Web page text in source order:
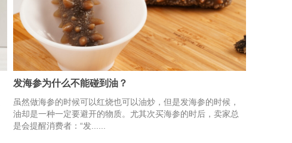
发海参为什么不能碰到油？
虽然做海参的时候可以红烧也可以油炒，但是发海参的时候，
油却是一种一定要避开的物质。尤其次买海参的时后，卖家总
是会提醒消费者：“发......